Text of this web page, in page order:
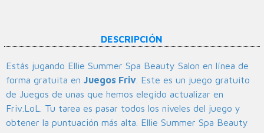
DESCRIPCIÓN
Estás jugando Ellie Summer Spa Beauty Salon en línea de
forma gratuita en Juegos Friv . Este es un juego gratuito
de Juegos de unas que hemos elegido actualizar en
Friv.LoL. Tu tarea es pasar todos los niveles del juego y
obtener la puntuación más alta. Ellie Summer Spa Beauty